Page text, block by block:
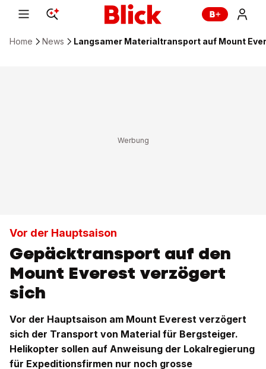
Home News Langsamer Materialtransport auf Mount
Vor der Hauptsaison
Gepäcktransport auf den
Mount Everest verzögert
sich
Vor der Hauptsaison am Mount Everest verzögert
sich der Transport von Material für Bergsteiger.
Helikopter sollen auf Anweisung der Lokalregierung
für Expeditionsfirmen nur noch grosse